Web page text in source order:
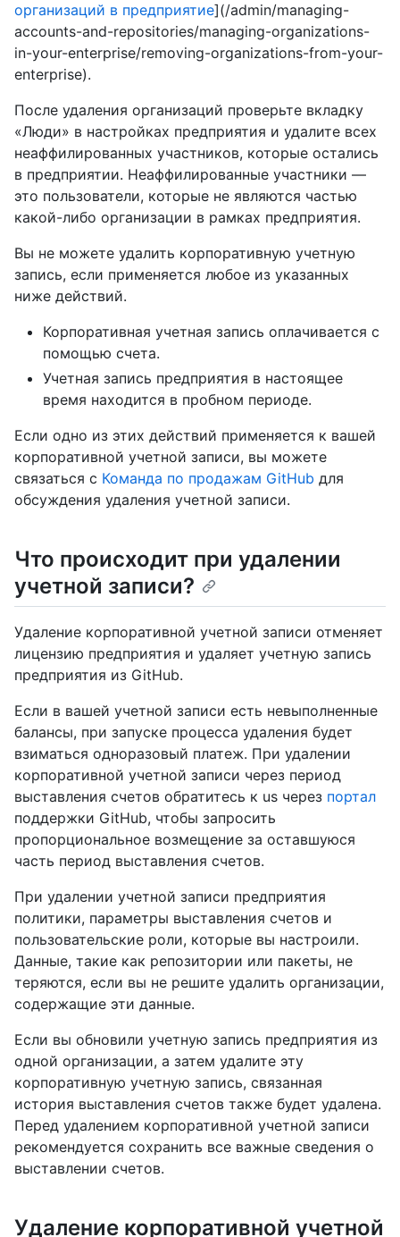
организаций в предприятие](/admin/managing-
accounts-and-repositories/managing-organizations-
in-your-enterprise/removing-organizations-from-your-
enterprise).
После удаления организаций проверьте вкладку
«Люди» в настройках предприятия и удалите всех
неаффилированных участников, которые остались
в предприятии. Неаффилированные участники —
это пользователи, которые не являются частью
какой-либо организации в рамках предприятия.
Вы не можете удалить корпоративную учетную
запись, если применяется любое из указанных
ниже действий.
Корпоративная учетная запись оплачивается с
помощью счета.
Учетная запись предприятия в настоящее
время находится в пробном периоде.
Если одно из этих действий применяется к вашей
корпоративной учетной записи, вы можете
связаться с Команда по продажам GitHub для
обсуждения удаления учетной записи.
Что происходит при удалении
учетной записи?
Удаление корпоративной учетной записи отменяет
лицензию предприятия и удаляет учетную запись
предприятия из GitHub.
Если в вашей учетной записи есть невыполненные
балансы, при запуске процесса удаления будет
взиматься одноразовый платеж. При удалении
корпоративной учетной записи через период
выставления счетов обратитесь к us через портал
поддержки GitHub, чтобы запросить
пропорциональное возмещение за оставшуюся
часть период выставления счетов.
При удалении учетной записи предприятия
политики, параметры выставления счетов и
пользовательские роли, которые вы настроили.
Данные, такие как репозитории или пакеты, не
теряются, если вы не решите удалить организации,
содержащие эти данные.
Если вы обновили учетную запись предприятия из
одной организации, а затем удалите эту
корпоративную учетную запись, связанная
история выставления счетов также будет удалена.
Перед удалением корпоративной учетной записи
рекомендуется сохранить все важные сведения о
выставлении счетов.
Удаление корпоративной учетной